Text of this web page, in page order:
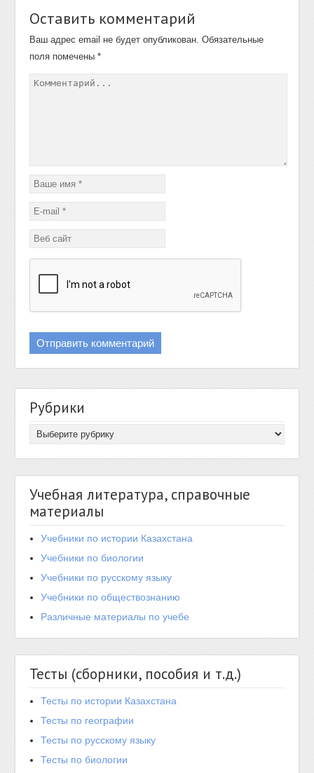
Оставить комментарий
Ваш адрес email не будет опубликован. Обязательные
поля помечены*
Рубрики
Учебная литература, справочные
материалы
Учебники по истории Казахстана
Учебники по биологии
Учебники по русскому языку
Учебники по обществознанию
Различные материалы по учебе
Тесты (сборники, пособия и т.д.)
Тесты по истории Казахстана
Тесты по географии
Тесты по русскому языку
Тесты по биологии